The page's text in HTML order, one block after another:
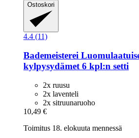
Ostoskori
4.4 (11)
Bademeisterei
kylpysydämet 6 kpl:n setti
2x ruusu
2x laventeli
2x sitruunaruoho
10,49 €
Toimitus 18. elokuuta mennessä